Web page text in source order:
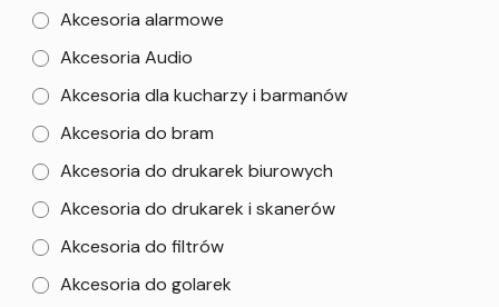
Akcesoria alarmowe
Akcesoria Audio
Akcesoria dla kucharzy i barmanów
Akcesoria do bram
Akcesoria do drukarek biurowych
Akcesoria do drukarek i skanerów
Akcesoria do filtrów
Akcesoria do golarek